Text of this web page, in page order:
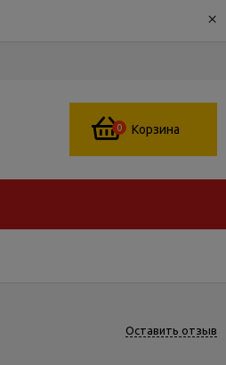
×
0 Корзина
Оставить отзыв